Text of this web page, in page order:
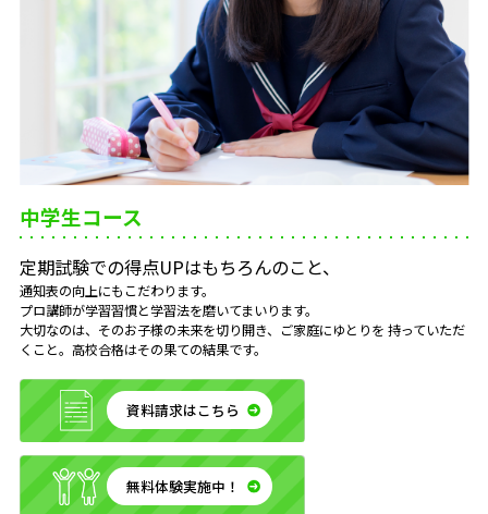
中学生コース
定期試験での得点UPはもちろんのこと、
通知表の向上にもこだわります。
プロ講師が学習習慣と学習法を磨いてまいります。
大切なのは、そのお子様の未来を切り開き、ご家庭にゆとりを 持っていただ
くこと。高校合格はその果ての結果です。
資料請求はこちら
無料体験実施中！